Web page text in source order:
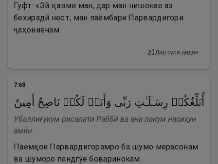
Гуфт: «Эй қавми ман, дар ман нишонае аз
бехирадӣ нест, ман паёмбари Парвардигори
ҷаҳониёнам.
Дар сура дидан
7:68
أُبَلِّغُكُمۡ رِسَـٰلَـٰتِ رَبِّی وَأَنَا۠ لَكُمۡ نَاصِحٌ أَمِینٌ
Убаллиғукум рисалати Раббӣ ва ана лакум насиҳун
амӣн.
Паёмҳои Парвардигорамро ба шумо мерасонам
ва шуморо пандгӯе боваринокам.